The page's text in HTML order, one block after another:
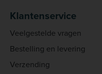
Klantenservice
Veelgestelde vragen
Bestelling en levering
Verzending